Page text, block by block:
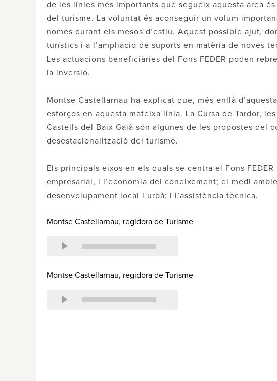
de les línies més importants que segueix aquesta àrea
del turisme. La voluntat és aconseguir un volum
només durant els mesos d’estiu. Aquest possible ajut,
turístics i a l’ampliació de suports en matèria de noves
Les actuacions beneficiàries del Fons FEDER poden
la inversió.
Montse Castellarnau ha explicat que, més enllà
esforços en aquesta mateixa línia. La Cursa de Tardor,
Castells del Baix Gaià són algunes de les propostes del
desestacionalització del turisme.
Els principals eixos en els quals se centra el Fons
empresarial, i l’economia del coneixement; el medi
desenvolupament local i urbà; i l’assistència tècnica.
Montse Castellarnau, regidora de Turisme
Montse Castellarnau, regidora de Turisme